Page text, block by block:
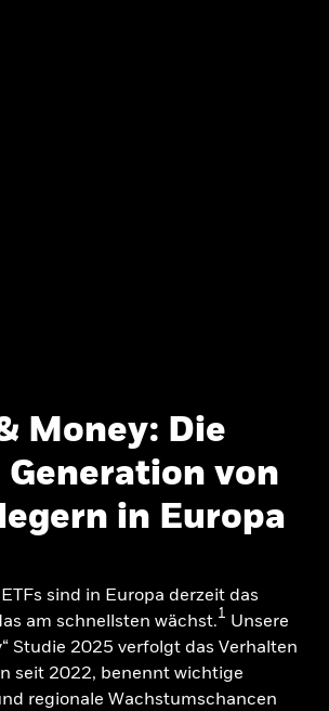
Money: Die
Generation von
in Europa
sind in Europa derzeit das
am schnellsten wächst.1 Unsere
Studie 2025 verfolgt das Verhalten
seit 2022, benennt wichtige
regionale Wachstumschancen